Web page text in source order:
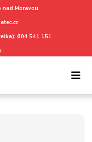
nad Moravou
604 541 151